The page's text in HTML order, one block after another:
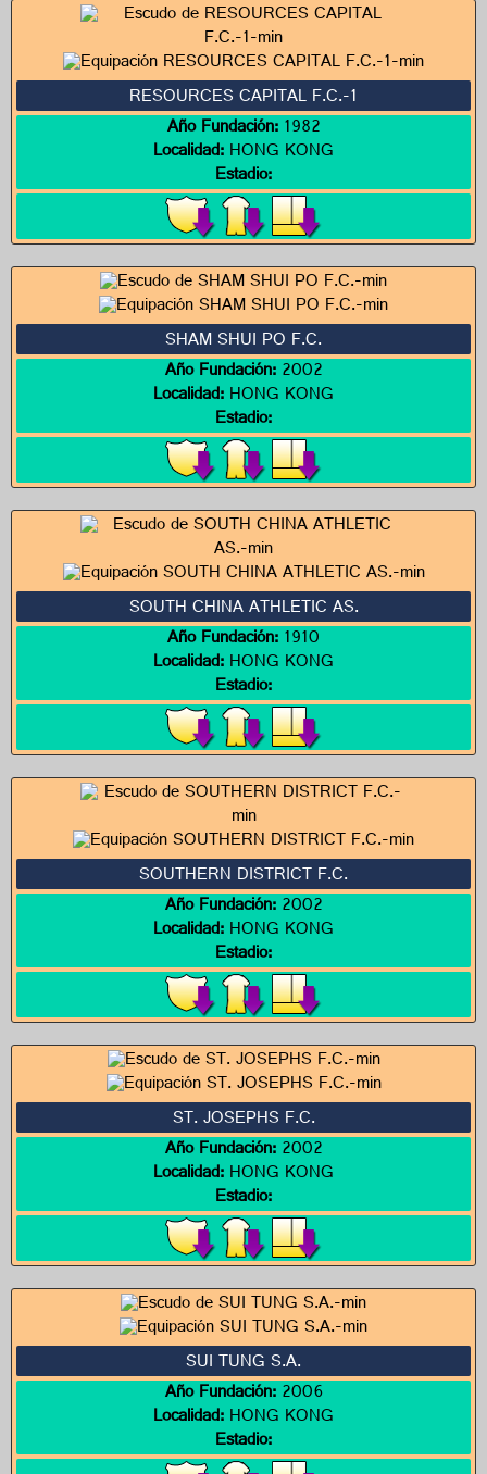
RESOURCES CAPITAL F.C.-1
Año Fundación:1982
Localidad:HONG KONG
Estadio:
SHAM SHUI PO F.C.
Año Fundación:2002
Localidad:HONG KONG
Estadio:
SOUTH CHINA ATHLETIC AS.
Año Fundación:1910
Localidad:HONG KONG
Estadio:
SOUTHERN DISTRICT F.C.
Año Fundación:2002
Localidad:HONG KONG
Estadio:
ST. JOSEPHS F.C.
Año Fundación:2002
Localidad:HONG KONG
Estadio:
SUI TUNG S.A.
Año Fundación:2006
Localidad:HONG KONG
Estadio: